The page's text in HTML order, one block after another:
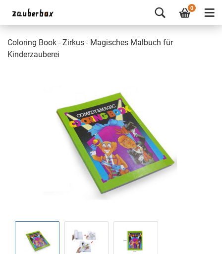
0
Coloring Book - Zirkus - Magisches Malbuch für
Kinderzauberei